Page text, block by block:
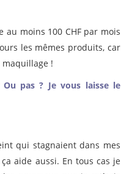
au moins 100 CHF par mois
les mêmes produits, car
maquillage !
pas ? Je vous laisse le
qui stagnaient dans mes
aide aussi. En tous cas je